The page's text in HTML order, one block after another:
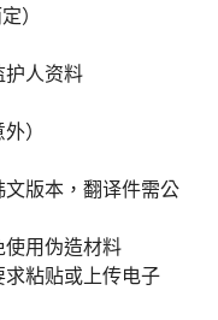
）
护人资料
）
版本，翻译件需公
用伪造材料
粘贴或上传电子